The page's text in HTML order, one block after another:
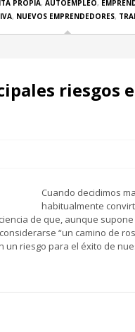
PROPIA, AUTOEMPLEO,
, NUEVOS EMPRENDEDORES,
riesgos
Cuando decidimos
habitualmente
de que, aunque
“un camino de
un riesgo para el éxito de